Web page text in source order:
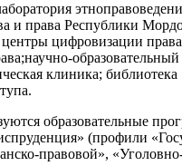
и права Республики
центры цифровизации права
клиника; библиотека
образовательные
(профили
правовой»,